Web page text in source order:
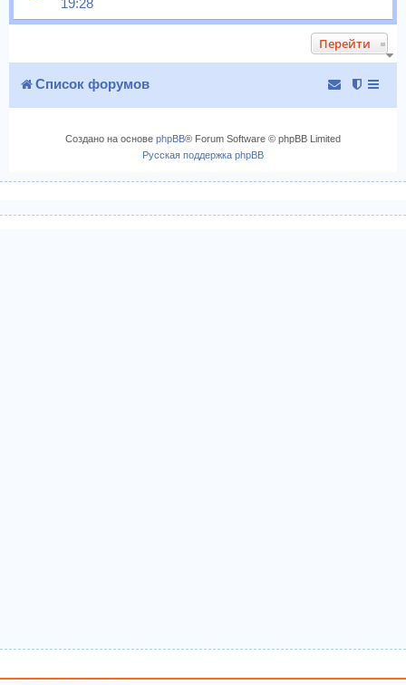
19:28
Перейти
Список форумов
Создано на основе phpBB® Forum Software © phpBB Limited
Русская поддержка phpBB